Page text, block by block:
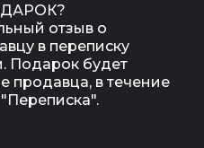
отзыв о
в переписку
Подарок будет
продавца, в течение